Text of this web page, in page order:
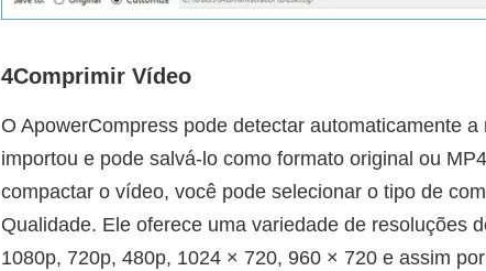
4Comprimir Vídeo
O ApowerCompress pode detectar automaticamente
importou e pode salvá-lo como formato original ou
compactar o vídeo, você pode selecionar o tipo de
Qualidade. Ele oferece uma variedade de resoluções
1080p, 720p, 480p, 1024 × 720, 960 × 720 e assim